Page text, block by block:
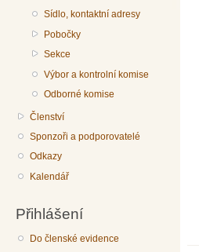
Sídlo, kontaktní adresy
Pobočky
Sekce
Výbor a kontrolní komise
Odborné komise
Členství
Sponzoři a podporovatelé
Odkazy
Kalendář
Přihlášení
Do členské evidence